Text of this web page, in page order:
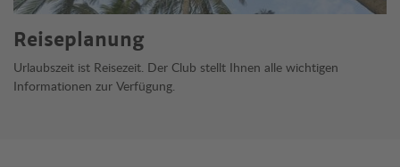
Reiseplanung
Urlaubszeit ist Reisezeit. Der Club stellt Ihnen alle wichtigen
Informationen zur Verfügung.